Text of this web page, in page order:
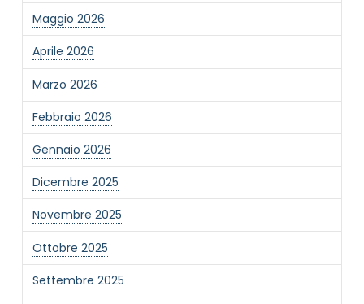
Maggio 2026
Aprile 2026
Marzo 2026
Febbraio 2026
Gennaio 2026
Dicembre 2025
Novembre 2025
Ottobre 2025
Settembre 2025